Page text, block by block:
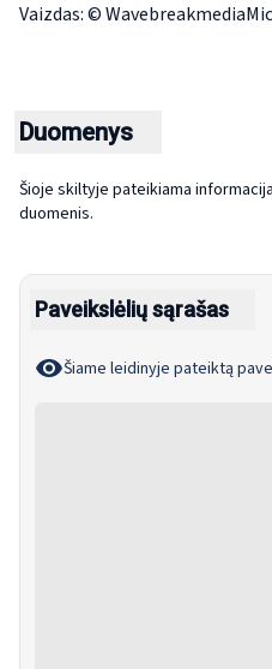
Vaizdas: ©
Duomenys
Šioje skiltyje pateikiama
duomenis.
Paveikslėlių sąrašas
Šiame leidinyje pateiktą